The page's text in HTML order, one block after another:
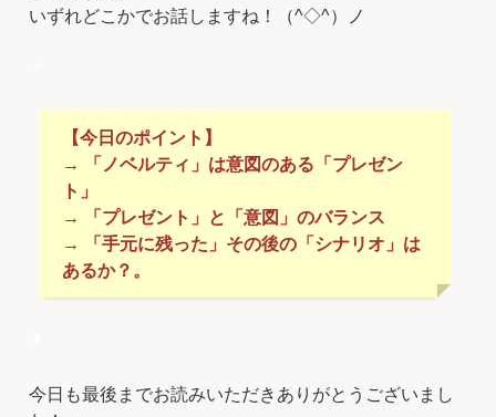
いずれどこかでお話しますね！（^◇^）ノ
【今日のポイント】
→ 「ノベルティ」は意図のある「プレゼン
ト」
→ 「プレゼント」と「意図」のバランス
→ 「手元に残った」その後の「シナリオ」は
あるか？。
今日も最後までお読みいただきありがとうございまし